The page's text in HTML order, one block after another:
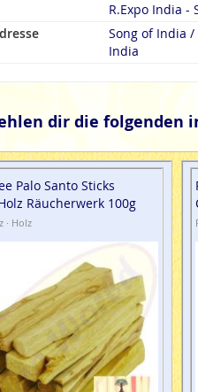
Song of India / R. Expo F-30, Sector-
India
dir die folgenden
Palo Santo Sticks
Räucherwerk 100g
· Holz